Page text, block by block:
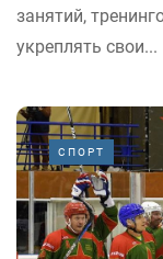
занятий,
укреплять свои...
СПОРТ